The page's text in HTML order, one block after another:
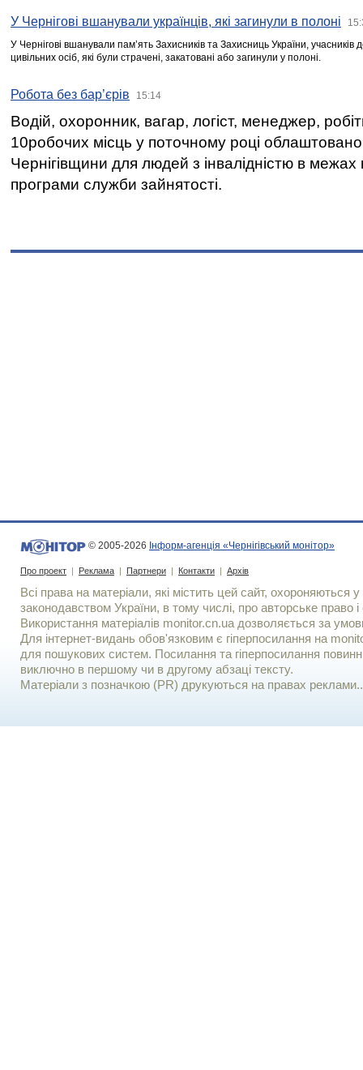
У Чернігові вшанували українців, які загинули в полоні
У Чернігові вшанували пам’ять Захисників та Захисниць України,
цивільних осіб, які були страчені, закатовані або загинули у полоні.
Робота без бар’єрів 15:14
Водій, охоронник, вагар, логіст, менеджер,
10робочих місць у поточному році
Чернігівщини для людей з інвалідністю в межах
програми служби зайнятості.
© 2005-2026 Інформ-агенція «Чернігівський монітор»
Про проект | Реклама | Партнери | Контакти | Архів
Всі права на матеріали, які містить цей сайт, охороняються у
законодавством України, в тому числі, про авторське право і
Використання матерiалiв monitor.cn.ua дозволяється за
Для iнтернет-видань обов'язковим є гiперпосилання на
для пошукових систем. Посилання та гіперпосилання
виключно в першому чи в другому абзаці тексту.
Матеріали з позначкою (PR) друкуються на правах реклами..